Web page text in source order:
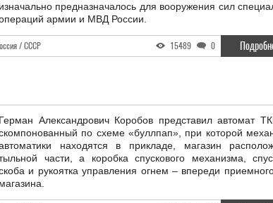
изначально предназначалось для вооружения сил
армии и МВД России.
/ СССР 15489 0
Герман Александрович Коробов представил автомат
по схеме «буллпап», при которой
находятся в прикладе, магазин
части, а коробка спускового механизма,
и рукоятка управления огнем – впереди
магазина.